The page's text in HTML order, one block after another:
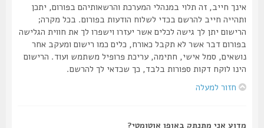
אינך חייב, זה תלוי במנהלי המערכת והרשאותיהם בפורום, יתכן
ותהייה חייב להרשם בכדי לשלוח הודעות בפורום. בכל מקרה;
הרישום יתן לך גישה לכלים אשר יעזרו וישפרו לך את חווית הגלישה
בפורום דבר אשר לא תקבל כאורח, כלים כמו רישום ומעקב אחר
נושאים, סמל אישי, חתימה, עריכת פרופיל משתמש ועוד. הרישום
הינו לוקח דקות ספורות בלבד, כך שכדאי לך להרשם.
חזור למעלה
מדוע אני מתנתק באופן אוטומטי?